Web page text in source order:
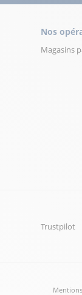
Nos
Magasins
Trustpilot